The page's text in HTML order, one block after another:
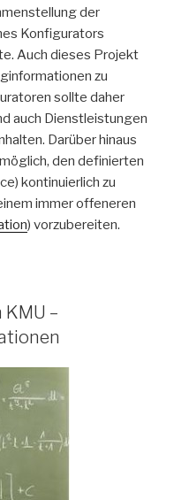
der
Konfigurators
Auch dieses Projekt
zu
sollte daher
auch Dienstleistungen
Darüber hinaus
den definierten
kontinuierlich zu
immer offeneren
) vorzubereiten.
–